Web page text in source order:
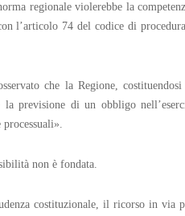
regionale violerebbe la
l’articolo 74 del codice di
che la Regione,
previsione di un obbligo
non è fondata.
costituzionale, il ricorso in